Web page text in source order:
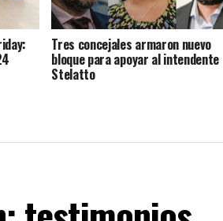
Tres concejales armaron nuevo
bloque para apoyar al intendente
Stelatto